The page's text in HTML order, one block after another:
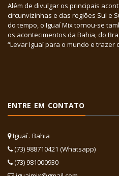
Além de divulgar os principais
circunvizinhas e das regiões Sul e
do tempo, o Iguaí Mix tornou-se
os acontecimentos da Bahia, do
“Levar Iguaí para o mundo e trazer
ENTRE EM CONTATO
Iguaí . Bahia
(73) 988710421 (Whatsapp)
(73) 981000930